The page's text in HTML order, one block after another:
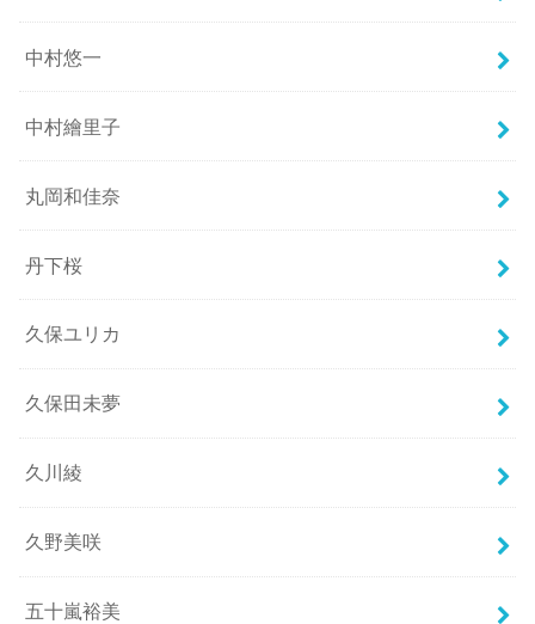
中村悠一
中村繪里子
丸岡和佳奈
丹下桜
久保ユリカ
久保田未夢
久川綾
久野美咲
五十嵐裕美